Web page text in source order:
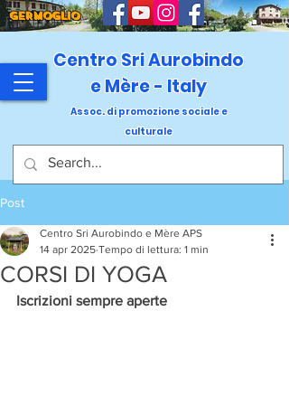
GERMOGLIO
Centro Sri Aurobindo
e Mère - Italy
Assoc. di promozione sociale e
culturale
Post
CORSI DI YOGA
Centro Sri Aurobindo e Mère APS
14 apr 2025 Tempo di lettura: 1 min
Iscrizioni sempre aperte